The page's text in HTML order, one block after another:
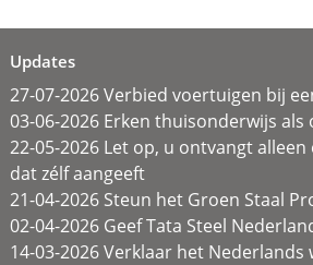
Updates
27-07-2026 Verbied voertuigen bij
03-06-2026 Erken thuisonderwijs
22-05-2026 Let op, u ontvangt
dat zélf aangeeft
21-04-2026 Steun het Groen Staal
02-04-2026 Geef Tata Steel
14-03-2026 Verklaar het Nederlands